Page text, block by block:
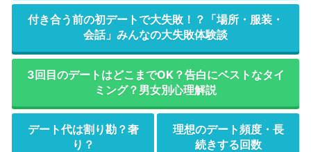
付き合う前の初デートで大失敗！？「場所・服装・
会話」みんなの大失敗体験談
3回目のデートはどこまでOK？告白にベストなタイ
ミング？男女別心理解説
デート代は割り勘？奢
り？
理想のデート頻度・長
続きする回数